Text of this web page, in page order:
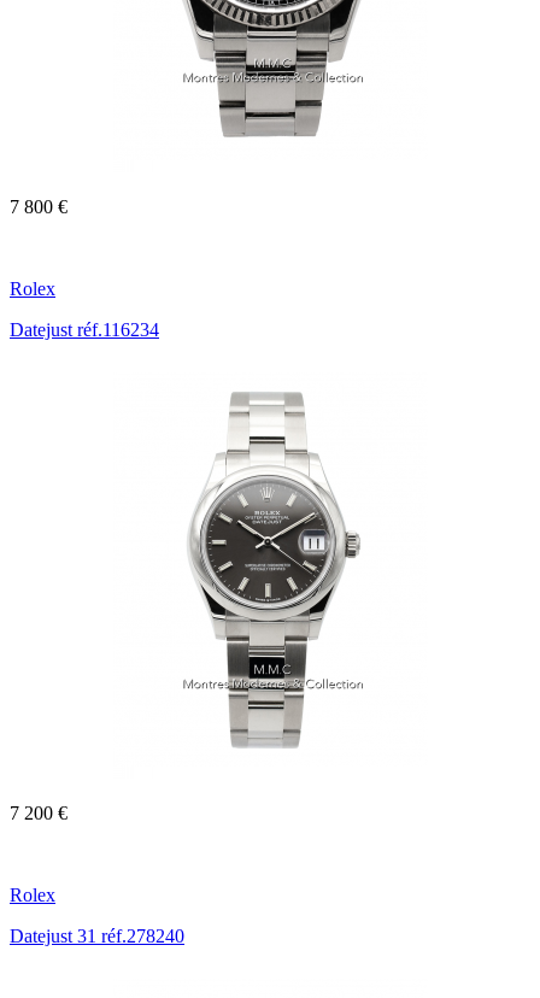
7 800 €
Rolex
Datejust réf.116234
7 200 €
Rolex
Datejust 31 réf.278240